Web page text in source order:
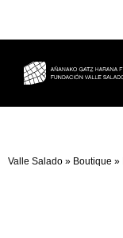
Valle Salado » Boutique »